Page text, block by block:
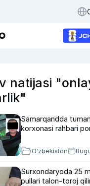
natijasi
Samarqandda
korxonasi rahbari
O‘zbekiston
Surxondaryoda 25
pullari talon-toroj